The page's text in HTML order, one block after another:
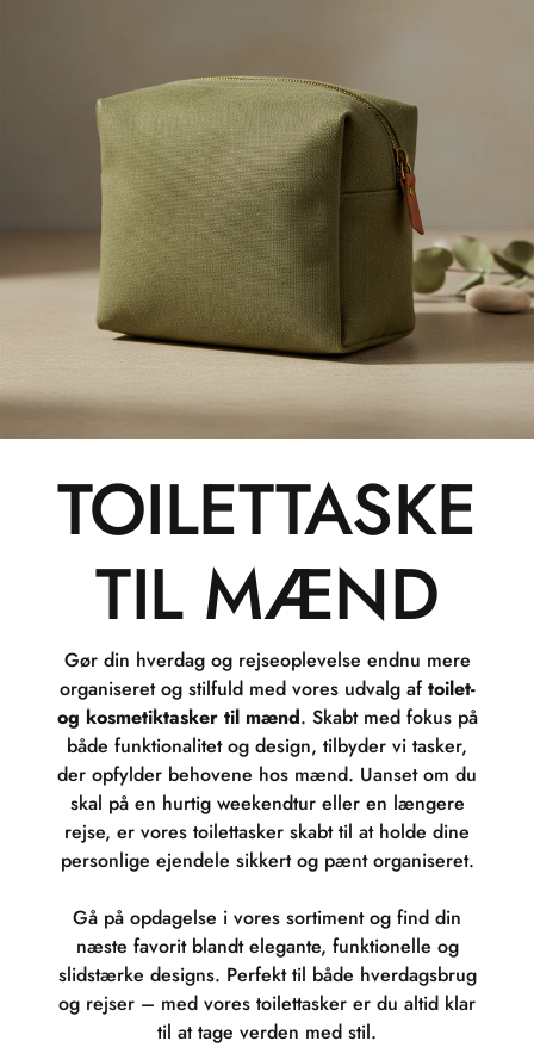
TOILETTASKE
TIL MÆND
Gør din hverdag og rejseoplevelse endnu mere
organiseret og stilfuld med vores udvalg aftoilet-
og kosmetiktasker til mænd. Skabt med fokus på
både funktionalitet og design, tilbyder vi tasker,
der opfylder behovene hos mænd. Uanset om du
skal på en hurtig weekendtur eller en længere
rejse, er vores toilettasker skabt til at holde dine
personlige ejendele sikkert og pænt organiseret.
Gå på opdagelse i vores sortiment og find din
næste favorit blandt elegante, funktionelle og
slidstærke designs. Perfekt til både hverdagsbrug
og rejser – med vores toilettasker er du altid klar
til at tage verden med stil.